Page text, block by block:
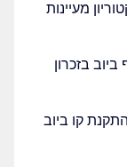
מעיינות
בזכרון
קו ביוב